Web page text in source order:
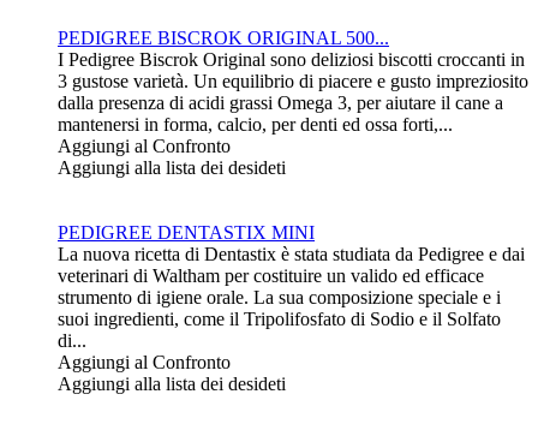
PEDIGREE BISCROK ORIGINAL 500...
I Pedigree Biscrok Original sono deliziosi biscotti croccanti in
3 gustose varietà. Un equilibrio di piacere e gusto impreziosito
dalla presenza di acidi grassi Omega 3, per aiutare il cane a
mantenersi in forma, calcio, per denti ed ossa forti,...
Aggiungi al Confronto
Aggiungi alla lista dei desideti
PEDIGREE DENTASTIX MINI
La nuova ricetta di Dentastix è stata studiata da Pedigree e dai
veterinari di Waltham per costituire un valido ed efficace
strumento di igiene orale. La sua composizione speciale e i
suoi ingredienti, come il Tripolifosfato di Sodio e il Solfato
di...
Aggiungi al Confronto
Aggiungi alla lista dei desideti